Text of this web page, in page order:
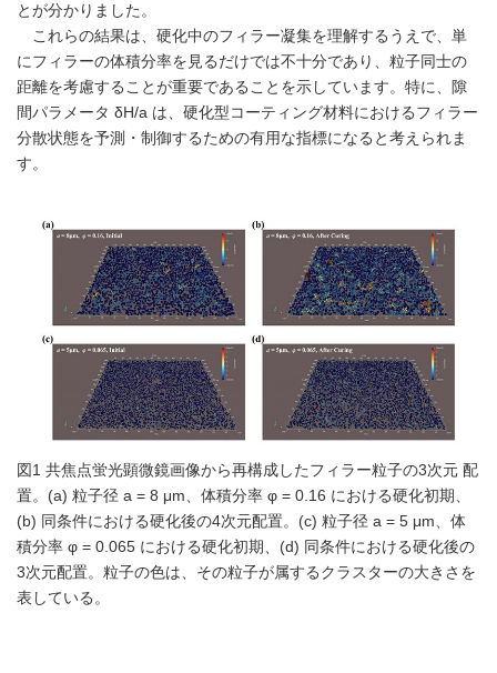
とが分かりました。
これらの結果は、硬化中のフィラー凝集を理解するうえで、単
にフィラーの体積分率を見るだけでは不十分であり、粒子同士の
距離を考慮することが重要であることを示しています。特に、隙
間パラメータ δH/a は、硬化型コーティング材料におけるフィラー
分散状態を予測・制御するための有用な指標になると考えられま
す。
図1 共焦点蛍光顕微鏡画像から再構成したフィラー粒子の3次元 配
置。(a) 粒子径 a = 8 μm、体積分率 φ = 0.16 における硬化初期、
(b) 同条件における硬化後の4次元配置。(c) 粒子径 a = 5 μm、体
積分率 φ = 0.065 における硬化初期、(d) 同条件における硬化後の
3次元配置。粒子の色は、その粒子が属するクラスターの大きさを
表している。